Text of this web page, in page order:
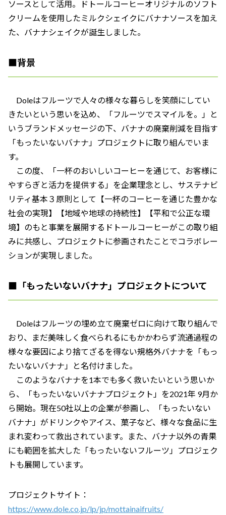
ソースとして活用。ドトールコーヒーオリジナルのソフト
クリームを使用したミルクシェイクにバナナソースを加え
た、バナナシェイクが誕生しました。
■背景
Doleはフルーツで人々の様々な暮らしを笑顔にしてい
きたいという思いを込め、「フルーツでスマイルを。」と
いうブランドメッセージの下、バナナの廃棄削減を目指す
「もったいないバナナ」プロジェクトに取り組んでいま
す。
この度、「一杯のおいしいコーヒーを通じて、お客様に
やすらぎと活力を提供する」を企業理念とし、サステナビ
リティ基本３原則として【一杯のコーヒーを通じた豊かな
社会の実現】【地域や地球の持続性】【平和で公正な環
境】のもと事業を展開するドトールコーヒーがこの取り組
みに共感し、プロジェクトに参画されたことでコラボレー
ションが実現しました。
■「もったいないバナナ」プロジェクトについて
Doleはフルーツの埋め立て廃棄ゼロに向けて取り組んで
おり、まだ美味しく食べられるにもかかわらず流通過程の
様々な要因により捨てざるを得ない規格外バナナを「もっ
たいないバナナ」と名付けました。
このようなバナナを1本でも多く救いたいという思いか
ら、「もったいないバナナプロジェクト」を2021年 9月か
ら開始。現在50社以上の企業が参画し、「もったいない
バナナ」がドリンクやアイス、菓子など、様々な食品に生
まれ変わって救出されています。また、バナナ以外の青果
にも範囲を拡大した「もったいないフルーツ」プロジェク
トも展開しています。
プロジェクトサイト：
https://www.dole.co.jp/lp/jp/mottainaifruits/